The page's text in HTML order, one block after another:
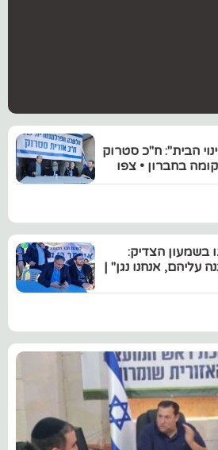
הבית": ח"כ סטרוק
בחברון • צפו
בשמעון הצדיק:
אנחנו נגן" |